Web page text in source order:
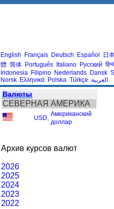
English Français Deutsch Español 日
體 简体 Português Italiano Русский
Indonesia Filipino Nederlands Dansk
Norsk Ελληνικά Polska Türkçe العربية
Валюты
СЕВЕРНАЯ АМЕРИКА
USD
Американский
доллар
Архив курсов валют
2026
2025
2024
2023
2022